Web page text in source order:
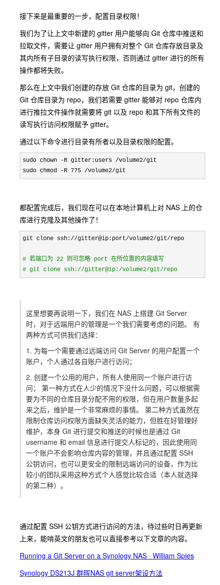
接下来是最重要的一步，配置目录权限！
我们为了让上文中新建的 gitter 用户能够向 Git 仓库中推送和
拉取文件，需要让 gitter 用户拥有对整个 Git 仓库存放目录及
其内所有子目录的读写执行权限，否则通过 gitter 进行的所有
操作都将失败。
那么在上文中我们创建的存放 Git 仓库的目录为 git，创建的
Git 仓库目录为 repo，我们若需要 gitter 能够对 repo 仓库内
进行推拉文件操作就需要将 git 以及 repo 和其下所有文件的
读写执行访问权限赋予 gitter。
通过以下命令进行目录有所者以及目录权限的配置。
sudo chown -R gitter:users /volume2/git
sudo chmod
-R 775 /volume2/git
都配置完成后，我们现在可以在本地计算机上对 NAS 上的仓
库进行克隆及其他操作了！
git clone ssh://gitter@ip:port/volume2/git/repo
# 若端口为 22 则可忽略 port 在所位置的内容填写
# git clone ssh://gitter@ip:/volume2/git/repo
这里想要再说明一下，我们在 NAS 上搭建 Git Server
时，对于远端用户的管理是一个我们需要考虑的问题。 有
两种方式可供我们选择：
1. 为每一个需要通过远端访问 Git Server 的用户配置一个
账户，个人通过各自账户进行访问；
2. 创建一个公用的用户，所有人使用同一个账户进行访
问； 第一种方式在人少的情况下没什么问题，可以根据需
要为不同的仓库目录分配不用的权限，但在用户数量多起
来之后，维护是一个非常麻烦的事情。 第二种方式虽然在
限制仓库访问权限方面缺失灵活的能力，但胜在好管理好
维护，本身 Git 进行提交和推送的时候也是通过 Git
username 和 email 信息进行提交人标记的，因此使用同
一个账户不会影响仓库内容的管理，并且通过配置 SSH
公钥访问，也可以更安全的限制远端访问的设备，作为比
较小的团队采用这种方式个人感觉比较合适（本人就选择
的第二种）。
通过配置 SSH 公钥方式进行访问的方法，待过些时日再更新
上来，能啃英文的朋友也可以直接参考以下文章的内容。
Running a Git Server on a Synology NAS · William Spies
Synology DS213J 群晖NAS git server架设方法